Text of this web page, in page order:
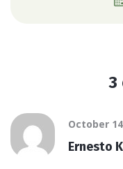
3
October
Ernesto